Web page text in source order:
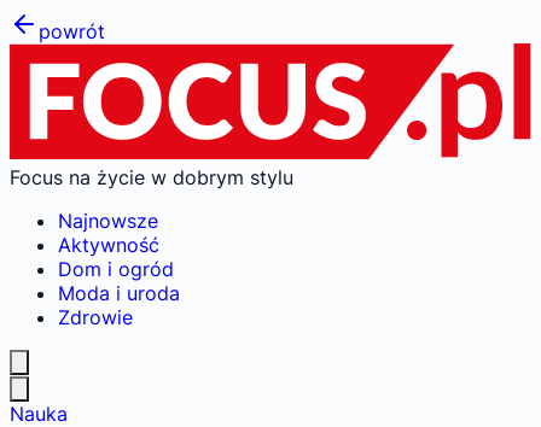
powrót
Focus na życie w dobrym stylu
Najnowsze
Aktywność
Dom i ogród
Moda i uroda
Zdrowie
Nauka